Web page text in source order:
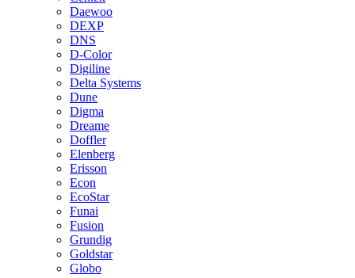
Daewoo
DEXP
DNS
D-Color
Digiline
Delta Systems
Dune
Digma
Dreame
Doffler
Elenberg
Erisson
Econ
EcoStar
Funai
Fusion
Grundig
Goldstar
Globo